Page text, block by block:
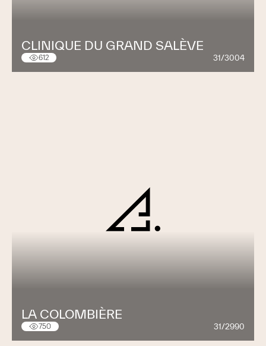
CLINIQUE DU GRAND SALÈVE
612 31/3004
LA COLOMBIÈRE
750 31/2990